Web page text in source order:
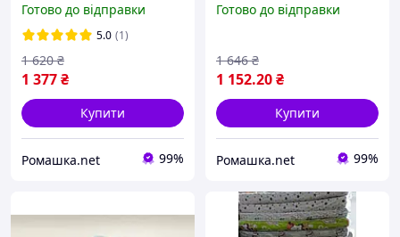
кокосової койри для
новонароджених 0264
Білий
Готово до відправки
5.0 (1)
1 377₴
1 620 ₴
Купити
Ромашка.net 99%
кокосовий для
немовлят
Готово до відправки
1 152.20₴
1 646 ₴
Купити
Ромашка.net 99%